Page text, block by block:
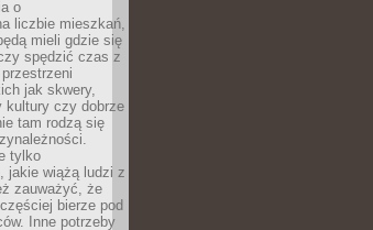
o
liczbie mieszkań,
mieli gdzie się
spędzić czas z
jak skwery,
kultury czy dobrze
tam rodzą się
tylko
jakie wiążą ludzi z
zauważyć, że
bierze pod
Inne potrzeby